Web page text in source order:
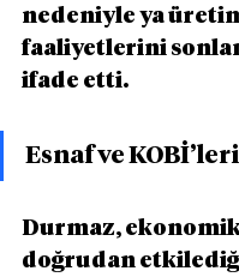
nedeniyle ya
faaliyetlerini
ifade etti.
Esnaf ve
Durmaz,
doğrudan